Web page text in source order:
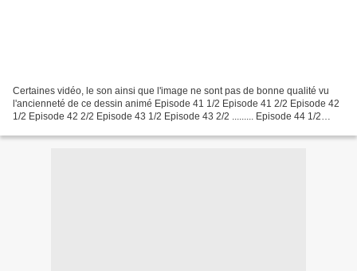
Certaines vidéo, le son ainsi que l'image ne sont pas de bonne qualité vu
l'ancienneté de ce dessin animé Episode 41 1/2 Episode 41 2/2 Episode 42
1/2 Episode 42 2/2 Episode 43 1/2 Episode 43 2/2 ......... Episode 44 1/2